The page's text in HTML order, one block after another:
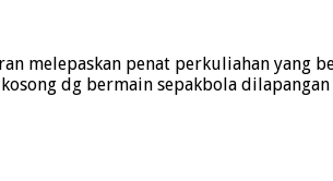
melepaskan penat perkuliahan
dg bermain sepakbola